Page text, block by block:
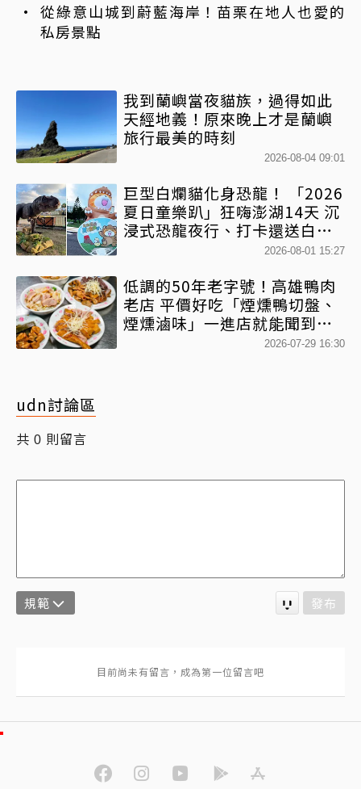
從綠意山城到蔚藍海岸！苗栗在地人也愛的
私房景點
我到蘭嶼當夜貓族，過得如此
天經地義！原來晚上才是蘭嶼
旅行最美的時刻
2026-08-04 09:01
巨型白爛貓化身恐龍！ 「2026
夏日童樂趴」狂嗨澎湖14天 沉
浸式恐龍夜行、打卡還送白爛
2026-08-01 15:27
低調的50年老字號！高雄鴨肉
老店 平價好吃「煙燻鴨切盤、
煙燻滷味」一進店就能聞到香
2026-07-29 16:30
udn討論區
共 0 則留言
規範 發布